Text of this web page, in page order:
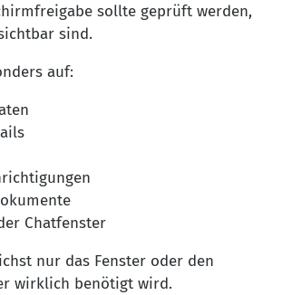
sollte geprüft werden,
sind.
auf:
Chatfenster
nur das Fenster oder den
wirklich benötigt wird.